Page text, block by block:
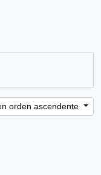
orden ascendente